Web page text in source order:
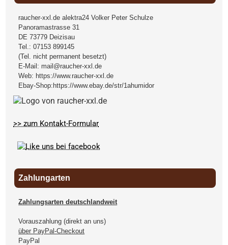
raucher-xxl.de alektra24 Volker Peter Schulze
Panoramastrasse 31
DE 73779 Deizisau
Tel.:07153 899145
(Tel. nicht permanent besetzt)
E-Mail: mail@raucher-xxl.de
Web: https://www.raucher-xxl.de
Ebay-Shop:https://www.ebay.de/str/1ahumidor
>> zum Kontakt-Formular
Zahlungarten
Zahlungsarten deutschlandweit
Vorauszahlung (direkt an uns)
über PayPal-Checkout
PayPal